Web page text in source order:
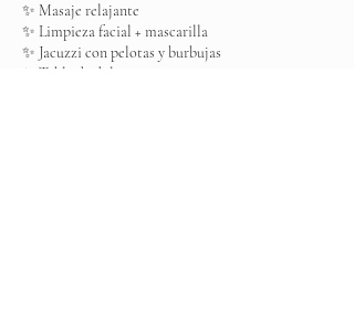
✨ Masaje relajante
✨ Limpieza facial + mascarilla
✨ Jacuzzi con pelotas y burbujas
✨ Tabla de dulces